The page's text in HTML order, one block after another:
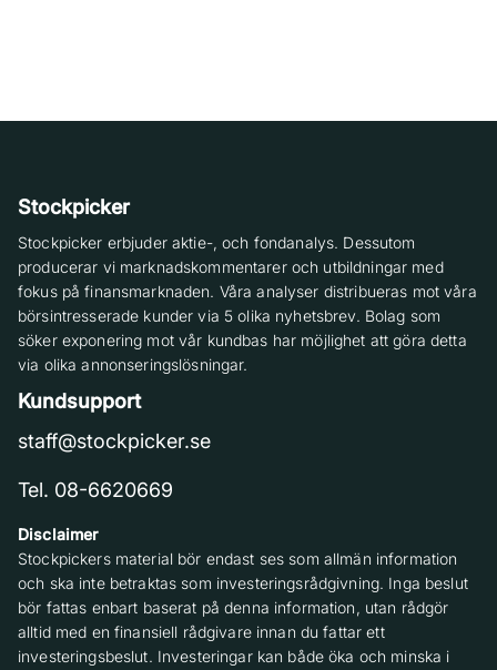
Stockpicker
Stockpicker erbjuder aktie-, och fondanalys. Dessutom
producerar vi marknadskommentarer och utbildningar med
fokus på finansmarknaden. Våra analyser distribueras mot våra
börsintresserade kunder via 5 olika nyhetsbrev. Bolag som
söker exponering mot vår kundbas har möjlighet att göra detta
via olika annonseringslösningar.
Kundsupport
staff@stockpicker.se
Tel. 08-6620669
Disclaimer
Stockpickers material bör endast ses som allmän information
och ska inte betraktas som investeringsrådgivning. Inga beslut
bör fattas enbart baserat på denna information, utan rådgör
alltid med en finansiell rådgivare innan du fattar ett
investeringsbeslut. Investeringar kan både öka och minska i